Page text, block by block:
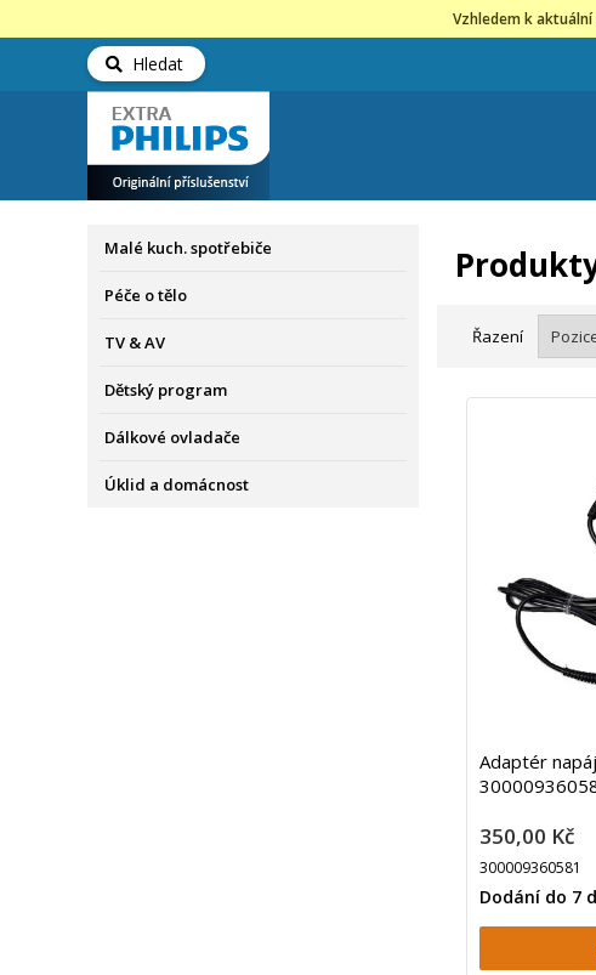
Vzhledem k
Hledat
Malé kuch. spotřebiče
Péče o tělo
TV & AV
Dětský program
Dálkové ovladače
Úklid a domácnost
Řazení
Adaptér
350,00 Kč
300009360581
Dodání do 7